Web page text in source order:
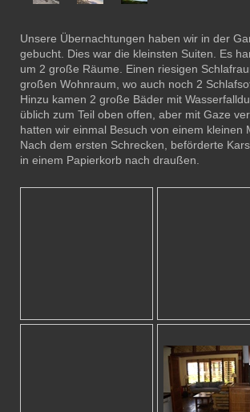
Unsere Übernachtungen haben wir in der
gebucht. Dies war die kleinsten Suiten. Es
um 2 große Räume. Einen riesigen
großen Wohnraum, wo auch noch 2
Hinzu kamen 2 große Bäder mit
üblich zum Teil oben offen, aber mit Gaze
hatten wir einmal Besuch von einem kleinen
Nach dem ersten Schrecken, beförderte
in einem Papierkorb nach draußen.